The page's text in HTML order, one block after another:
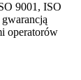
9001, ISO
operatorów